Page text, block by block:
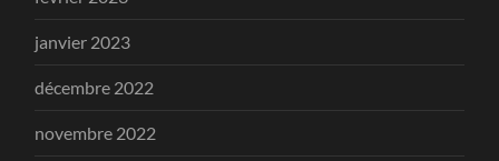
janvier 2023
décembre 2022
novembre 2022